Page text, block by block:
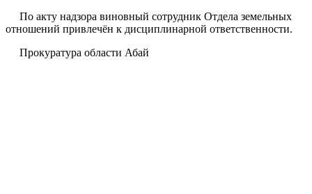
По акту надзора виновный сотрудник Отдела земельных
отношений привлечён к дисциплинарной ответственности.
Прокуратура области Абай